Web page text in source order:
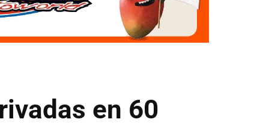
en 60